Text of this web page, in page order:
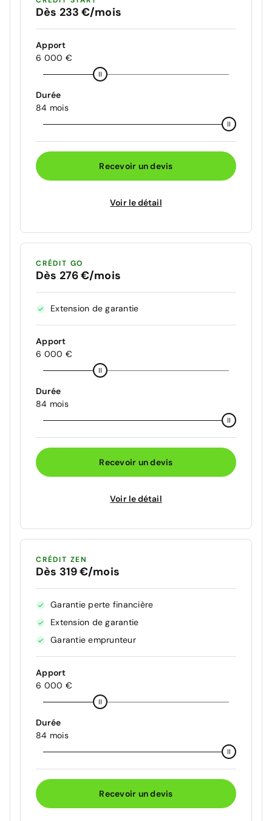
Dès 233 €/mois
Apport
6 000 €
Durée
84 mois
Recevoir un devis
Voir le détail
CRÉDIT GO
Dès 276 €/mois
Extension de garantie
Apport
6 000 €
Durée
84 mois
Recevoir un devis
Voir le détail
CRÉDIT ZEN
Dès 319 €/mois
Garantie perte financière
Extension de garantie
Garantie emprunteur
Apport
6 000 €
Durée
84 mois
Recevoir un devis